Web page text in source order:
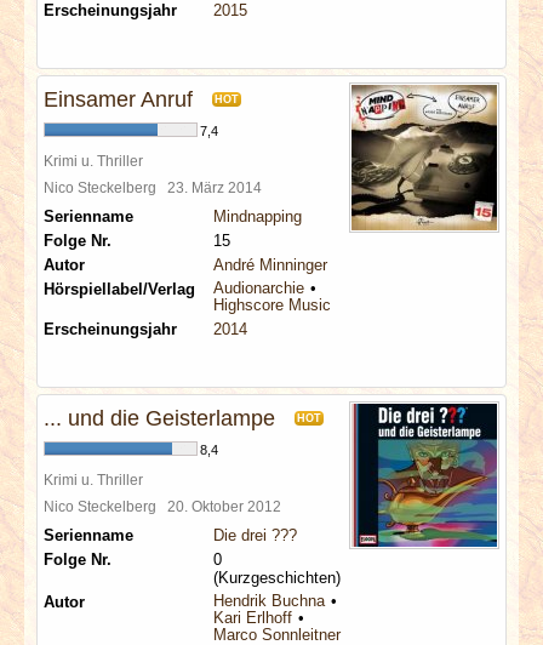
Erscheinungsjahr
2015
Einsamer Anruf HOT
7,4
Krimi u. Thriller
Nico Steckelberg 23. März 2014
Serienname
Mindnapping
Folge Nr.
15
Autor
André Minninger
Hörspiellabel/Verlag
Audionarchie
Highscore Music
Erscheinungsjahr
2014
... und die Geisterlampe HOT
8,4
Krimi u. Thriller
Nico Steckelberg 20. Oktober 2012
Serienname
Die drei ???
Folge Nr.
0
(Kurzgeschichten)
Autor
Hendrik Buchna
Kari Erlhoff
Marco Sonnleitner